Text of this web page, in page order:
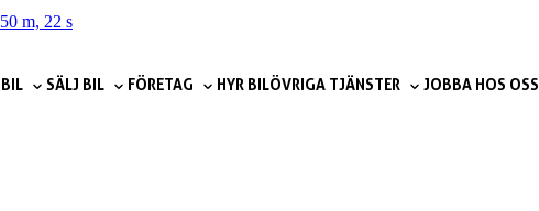
m, 20 s
SÄLJ BIL FÖRETAG HYR BILÖVRIGA TJÄNSTER JOBBA HOS OSS